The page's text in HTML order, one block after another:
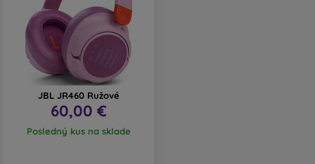
JBL JR460 Ružové
60,00 €
Posledný kus na sklade